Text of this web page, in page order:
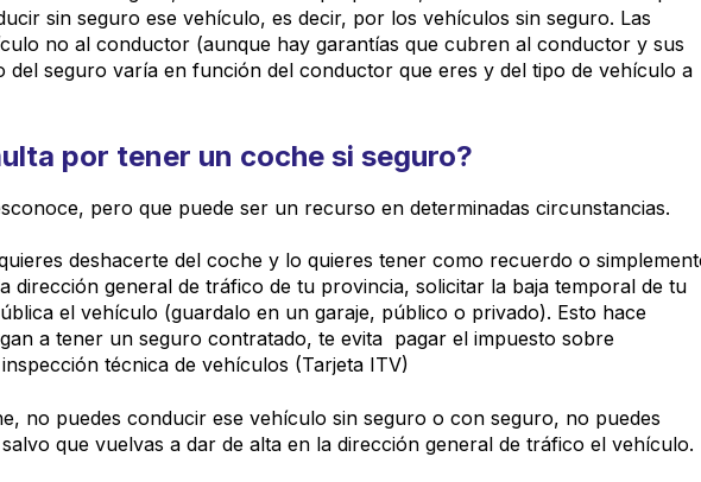
sin seguro ese vehículo, es decir, por los vehículos sin seguro. Las
no al conductor (aunque hay garantías que cubren al conductor y sus
del seguro varía en función del conductor que eres y del tipo de vehículo a
por tener un coche si seguro?
pero que puede ser un recurso en determinadas circunstancias.
deshacerte del coche y lo quieres tener como recuerdo o
dirección general de tráfico de tu provincia, solicitar la baja temporal de tu
el vehículo (guardalo en un garaje, público o privado). Esto hace
a tener un seguro contratado, te evita pagar el impuesto sobre
técnica de vehículos (Tarjeta ITV)
no puedes conducir ese vehículo sin seguro o con seguro, no puedes
que vuelvas a dar de alta en la dirección general de tráfico el vehículo.